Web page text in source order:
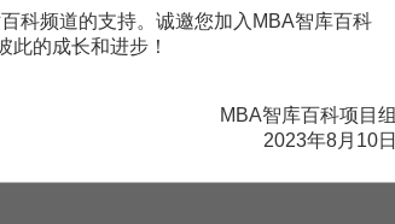
科频道的支持。诚邀您加入MBA智库百科
此的成长和进步！
MBA智库百科项目组
2023年8月10日